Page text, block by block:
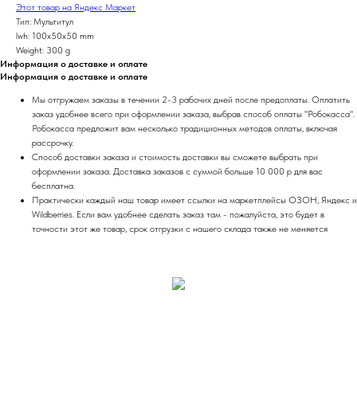
Этот товар на Яндекс Маркет
Тип: Мультитул
lwh: 100x50x50 mm
Weight: 300 g
Информация о доставке и оплате
Информация о доставке и оплате
Мы отгружаем заказы в течении 2-3 рабочих дней после предоплаты. Оплатить
заказ удобнее всего при оформлении заказа, выбрав способ оплаты "Робокасса".
Робокасса предложит вам несколько традиционных методов оплаты, включая
рассрочку.
Способ доставки заказа и стоимость доставки вы сможете выбрать при
оформлении заказа. Доставка заказов с суммой больше 10 000 р для вас
бесплатна.
Практически каждый наш товар имеет ссылки на маркетплейсы ОЗОН, Яндекс и
Wildberries. Если вам удобнее сделать заказ там - пожалуйста, это будет в
точности этот же товар, срок отгрузки с нашего склада также не меняется